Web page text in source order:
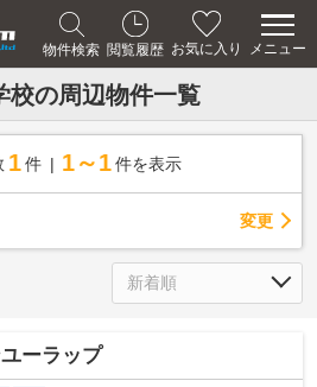
物件検索 閲覧履歴 お気に入り メニュー
校の周辺物件一覧
1 件 1～1 件を表示
変更
ーラップ